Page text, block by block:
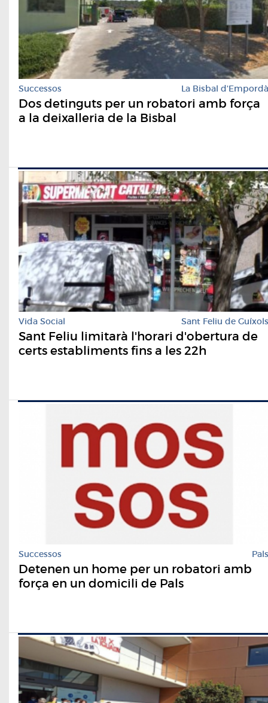
Successos La Bisbal d'Empordà
Dos detinguts per un robatori amb força
a la deixalleria de la Bisbal
Vida Social Sant Feliu de Guíxols
Sant Feliu limitarà l'horari d'obertura de
certs establiments fins a les 22h
Successos Pals
Detenen un home per un robatori amb
força en un domicili de Pals